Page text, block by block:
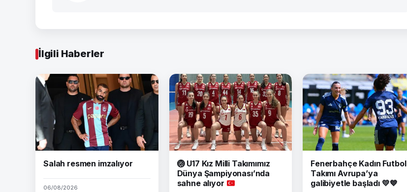
İlgili Haberler
Salah resmen imzalıyor
06/08/2026
🏐U17 Kız Milli Takımımız
Dünya Şampiyonası’nda
sahne alıyor
Fenerbahçe Kadın Futbol
Takımı Avrupa’ya
galibiyetle başladı 💛💙